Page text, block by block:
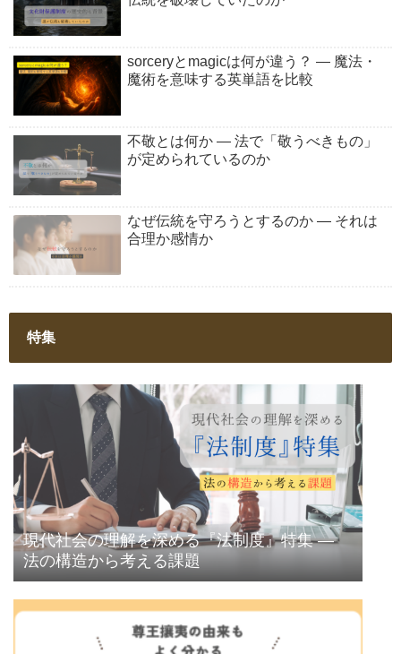
sorceryとmagicは何が違う？ ― 魔法・
魔術を意味する英単語を比較
不敬とは何か ― 法で「敬うべきもの」
が定められているのか
なぜ伝統を守ろうとするのか ― それは
合理か感情か
特集
現代社会の理解を深める『法制度』特集 ―
法の構造から考える課題